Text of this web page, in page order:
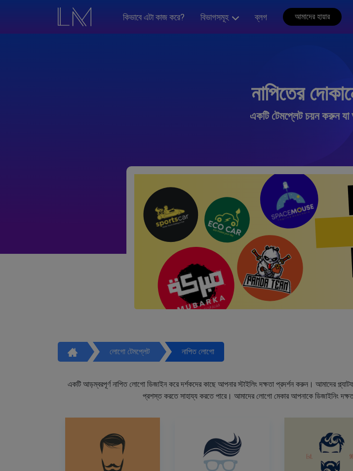
কিভাবে এটা কাজ করে? বিভাগসমূহ ব্লগ আমাদের হায়ার
নাপিতের
একটি টেমপ্লেট চয়ন করুন
লোগো টেমপ্লেট নাপিত লোগো
একটি আড়ম্বরপূর্ণ নাপিত লোগো ডিজাইন করে দর্শকদের কাছে আপনার স্টাইলিং দক্ষতা প্রদর্শন করুন। আমাদের
প্রশস্ত করতে সাহায্য করতে পারে। আমাদের লোগো মেকার আপনাকে ডিজাইনিং